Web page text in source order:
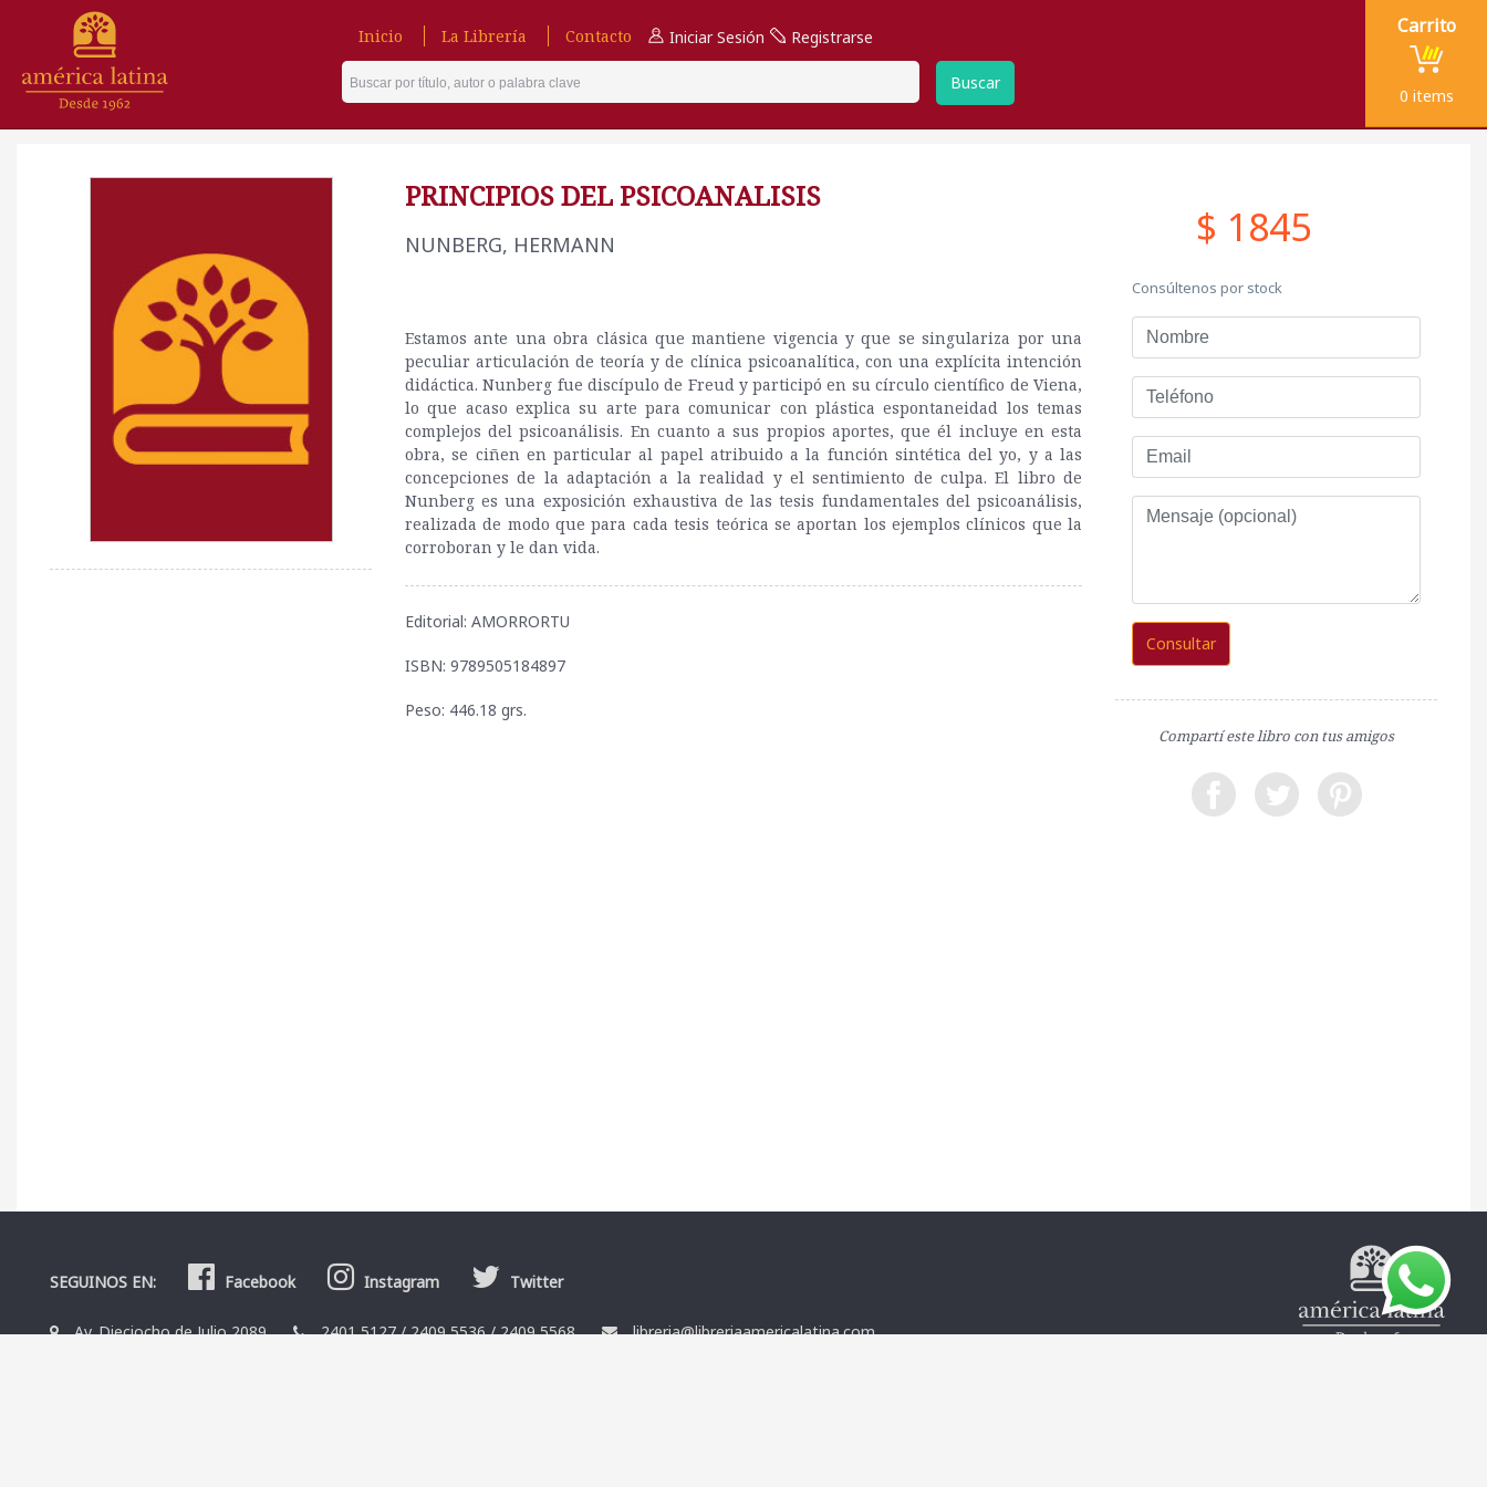
Inicio La Librería Contacto Iniciar Sesión Registrarse
Buscar
Carrito
0 items
PRINCIPIOS DEL PSICOANALISIS
NUNBERG, HERMANN
Estamos ante una obra clásica que mantiene vigencia y que se singulariza por una
peculiar articulación de teoría y de clínica psicoanalítica, con una explícita intención
didáctica. Nunberg fue discípulo de Freud y participó en su círculo científico de Viena,
lo que acaso explica su arte para comunicar con plástica espontaneidad los temas
complejos del psicoanálisis. En cuanto a sus propios aportes, que él incluye en esta
obra, se ciñen en particular al papel atribuido a la función sintética del yo, y a las
concepciones de la adaptación a la realidad y el sentimiento de culpa. El libro de
Nunberg es una exposición exhaustiva de las tesis fundamentales del psicoanálisis,
realizada de modo que para cada tesis teórica se aportan los ejemplos clínicos que la
corroboran y le dan vida.
Editorial: AMORRORTU
ISBN: 9789505184897
Peso: 446.18 grs.
$ 1845
Consúltenos por stock
Nombre
Teléfono
Email
Mensaje
Consultar
Compartí este libro con tus amigos
SEGUINOS EN: Facebook Instagram Twitter
Av. Dieciocho de Julio 2089 2401 5127/2409 5536/2409 5568 libreria@libreriaamericalatina.com